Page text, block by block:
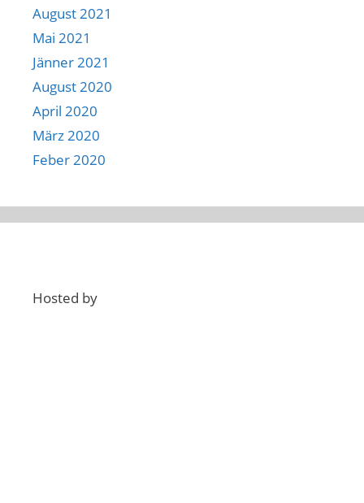
August 2021
Mai 2021
Jänner 2021
August 2020
April 2020
März 2020
Feber 2020
Hosted by